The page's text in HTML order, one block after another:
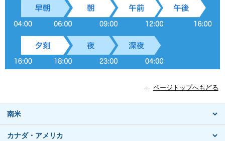
ページトップへもどる
南米
カナダ・アメリカ